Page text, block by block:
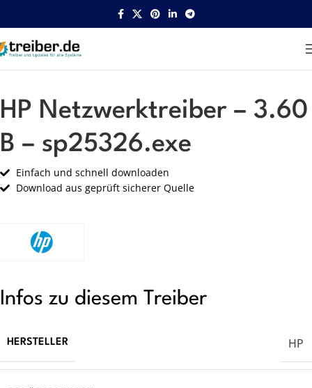
Startseite HP Netzwerk
HP Netzwerktreiber – 3.60
B – sp25326.exe
Einfach und schnell downloaden
Download aus geprüft sicherer Quelle
Infos zu diesem Treiber
HERSTELLER HP